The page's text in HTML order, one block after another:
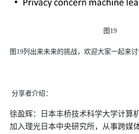
图19
图19列出来未来的挑战，欢迎大家一起来讨
分享者介绍：
徐盈辉：日本丰桥技术科学大学计算
加入理光日本中央研究所，从事跨媒